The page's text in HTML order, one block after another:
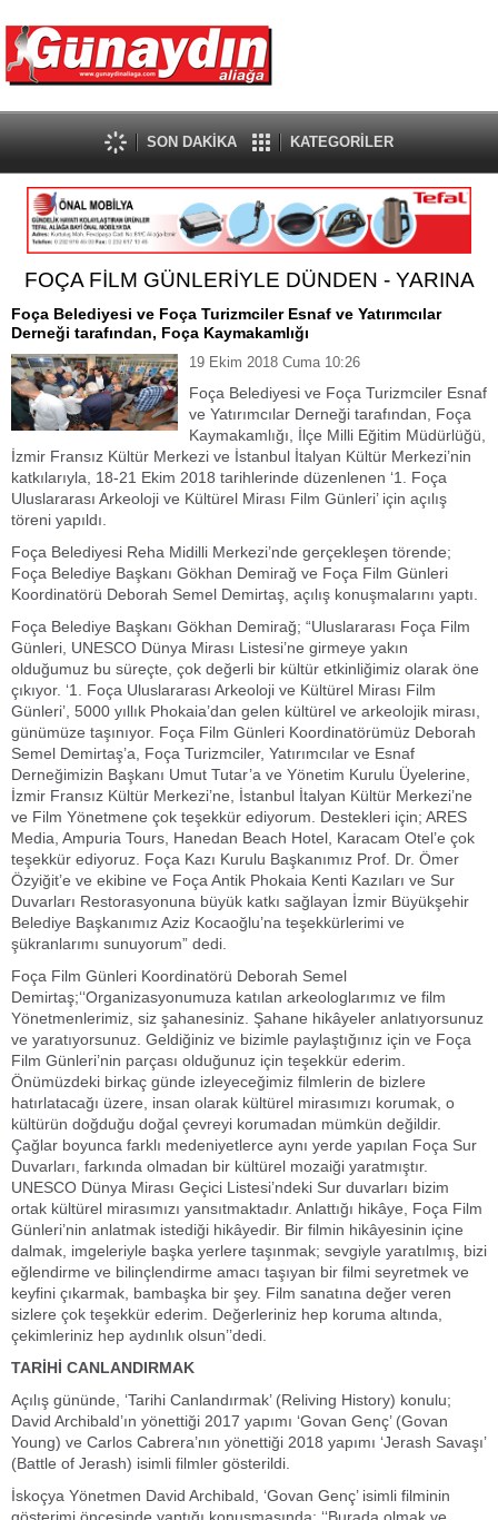
SON DAKİKA KATEGORİLER
FOÇA FİLM GÜNLERİYLE DÜNDEN - YARINA
Foça Belediyesi ve Foça Turizmciler Esnaf ve Yatırımcılar
Derneği tarafından, Foça Kaymakamlığı
19 Ekim 2018 Cuma 10:26
Foça Belediyesi ve Foça Turizmciler Esnaf
ve Yatırımcılar Derneği tarafından, Foça
Kaymakamlığı, İlçe Milli Eğitim Müdürlüğü,
İzmir Fransız Kültür Merkezi ve İstanbul İtalyan Kültür Merkezi’nin
katkılarıyla, 18-21 Ekim 2018 tarihlerinde düzenlenen ‘1. Foça
Uluslararası Arkeoloji ve Kültürel Mirası Film Günleri’ için açılış
töreni yapıldı.
Foça Belediyesi Reha Midilli Merkezi’nde gerçekleşen törende;
Foça Belediye Başkanı Gökhan Demirağ ve Foça Film Günleri
Koordinatörü Deborah Semel Demirtaş, açılış konuşmalarını yaptı.
Foça Belediye Başkanı Gökhan Demirağ; “Uluslararası Foça Film
Günleri, UNESCO Dünya Mirası Listesi’ne girmeye yakın
olduğumuz bu süreçte, çok değerli bir kültür etkinliğimiz olarak öne
çıkıyor. ‘1. Foça Uluslararası Arkeoloji ve Kültürel Mirası Film
Günleri’, 5000 yıllık Phokaia’dan gelen kültürel ve arkeolojik mirası,
günümüze taşınıyor. Foça Film Günleri Koordinatörümüz Deborah
Semel Demirtaş’a, Foça Turizmciler, Yatırımcılar ve Esnaf
Derneğimizin Başkanı Umut Tutar’a ve Yönetim Kurulu Üyelerine,
İzmir Fransız Kültür Merkezi’ne, İstanbul İtalyan Kültür Merkezi’ne
ve Film Yönetmene çok teşekkür ediyorum. Destekleri için; ARES
Media, Ampuria Tours, Hanedan Beach Hotel, Karacam Otel’e çok
teşekkür ediyoruz. Foça Kazı Kurulu Başkanımız Prof. Dr. Ömer
Özyiğit’e ve ekibine ve Foça Antik Phokaia Kenti Kazıları ve Sur
Duvarları Restorasyonuna büyük katkı sağlayan İzmir Büyükşehir
Belediye Başkanımız Aziz Kocaoğlu’na teşekkürlerimi ve
şükranlarımı sunuyorum” dedi.
Foça Film Günleri Koordinatörü Deborah Semel
Demirtaş;‘‘Organizasyonumuza katılan arkeologlarımız ve film
Yönetmenlerimiz, siz şahanesiniz. Şahane hikâyeler anlatıyorsunuz
ve yaratıyorsunuz. Geldiğiniz ve bizimle paylaştığınız için ve Foça
Film Günleri’nin parçası olduğunuz için teşekkür ederim.
Önümüzdeki birkaç günde izleyeceğimiz filmlerin de bizlere
hatırlatacağı üzere, insan olarak kültürel mirasımızı korumak, o
kültürün doğduğu doğal çevreyi korumadan mümkün değildir.
Çağlar boyunca farklı medeniyetlerce aynı yerde yapılan Foça Sur
Duvarları, farkında olmadan bir kültürel mozaiği yaratmıştır.
UNESCO Dünya Mirası Geçici Listesi’ndeki Sur duvarları bizim
ortak kültürel mirasımızı yansıtmaktadır. Anlattığı hikâye, Foça Film
Günleri’nin anlatmak istediği hikâyedir. Bir filmin hikâyesinin içine
dalmak, imgeleriyle başka yerlere taşınmak; sevgiyle yaratılmış, bizi
eğlendirme ve bilinçlendirme amacı taşıyan bir filmi seyretmek ve
keyfini çıkarmak, bambaşka bir şey. Film sanatına değer veren
sizlere çok teşekkür ederim. Değerleriniz hep koruma altında,
çekimleriniz hep aydınlık olsun’’dedi.
TARİHİ CANLANDIRMAK
Açılış gününde, ‘Tarihi Canlandırmak’ (Reliving History) konulu;
David Archibald’ın yönettiği 2017 yapımı ‘Govan Genç’ (Govan
Young) ve Carlos Cabrera’nın yönettiği 2018 yapımı ‘Jerash Savaşı’
(Battle of Jerash) isimli filmler gösterildi.
İskoçya Yönetmen David Archibald, ‘Govan Genç’ isimli filminin